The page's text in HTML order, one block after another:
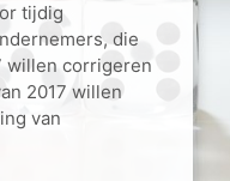
tijdig
die
willen corrigeren
2017 willen
van